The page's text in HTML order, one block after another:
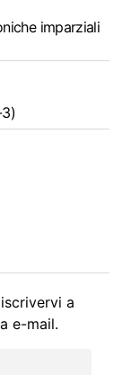
imparziali
a
e-mail.